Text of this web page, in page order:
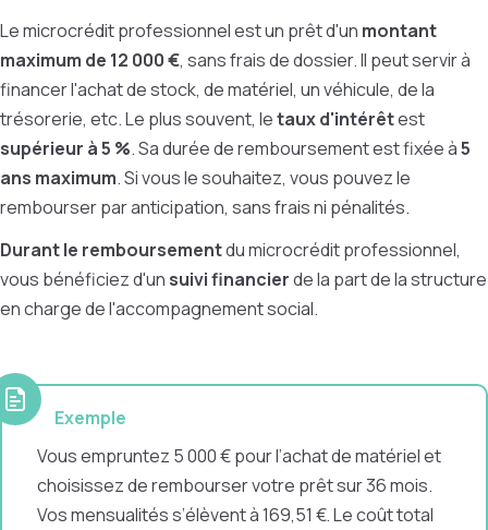
Le microcrédit professionnel est un prêt d'un montant
maximum de 12 000 €, sans frais de dossier. Il peut servir à
financer l'achat de stock, de matériel, un véhicule, de la
trésorerie, etc. Le plus souvent, letaux d'intérêtest
supérieur à 5 %. Sa durée de remboursement est fixée à5
ans maximum. Si vous le souhaitez, vous pouvez le
rembourser par anticipation, sans frais ni pénalités.
Durant le remboursementdu microcrédit professionnel,
vous bénéficiez d'un suivi financierde la part de la structure
en charge de l'accompagnement social.
Exemple
Vous empruntez 5 000 € pour l’achat de matériel et
choisissez de rembourser votre prêt sur 36 mois.
Vos mensualités s’élèvent à 169,51 €. Le coût total